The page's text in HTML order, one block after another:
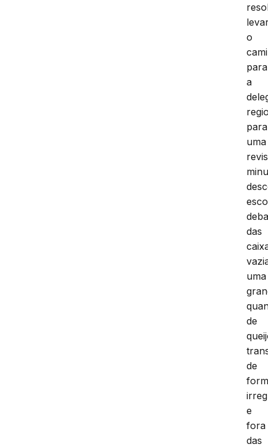
o
para
a
para
uma
das
uma
de
de
e
fora
das